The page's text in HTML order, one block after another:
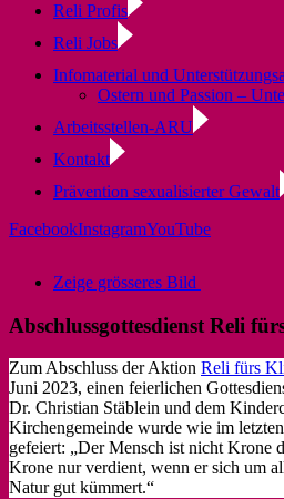
Reli Profis
Reli Jobs
Infomaterial und
Ostern und Passion –
Arbeitsstellen-ARU
Kontakt
Prävention sexualisierter Gewalt
FacebookInstagramYouTube
Zeige grösseres Bild
Abschlussgottesdienst Reli
Zum Abschluss der Aktion Reli fürs
Juni 2023, einen feierlichen
Dr. Christian Stäblein und dem
Kirchengemeinde wurde wie im
gefeiert: „Der Mensch ist nicht Krone
Krone nur verdient, wenn er sich um
Natur gut kümmert.“